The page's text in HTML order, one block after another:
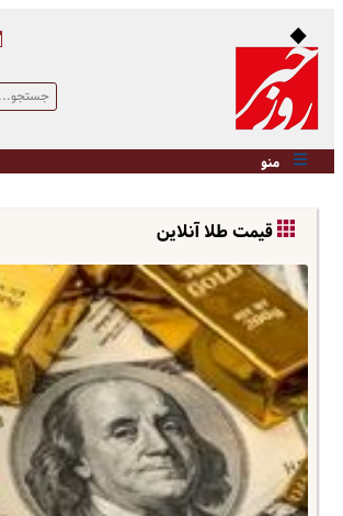
منو
قیمت طلا آنلاین